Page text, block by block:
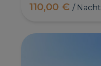
110,00 €/ Nacht